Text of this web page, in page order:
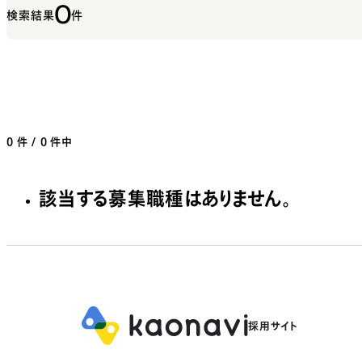
検索結果0件
0 件 / 0 件中
該当する募集職種はありません。